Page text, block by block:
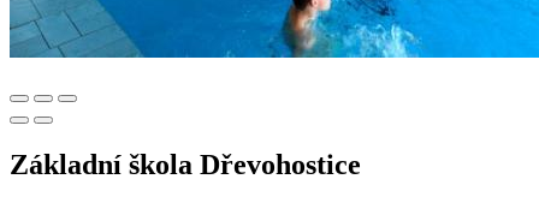
Základní škola Dřevohostice